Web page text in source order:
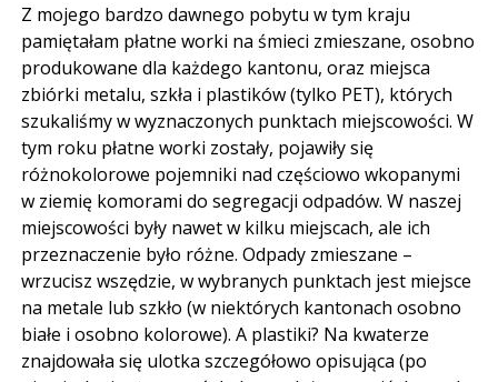
Z mojego bardzo dawnego pobytu w tym kraju
pamiętałam płatne worki na śmieci zmieszane, osobno
produkowane dla każdego kantonu, oraz miejsca
zbiórki metalu, szkła i plastików (tylko PET), których
szukaliśmy w wyznaczonych punktach miejscowości. W
tym roku płatne worki zostały, pojawiły się
różnokolorowe pojemniki nad częściowo wkopanymi
w ziemię komorami do segregacji odpadów. W naszej
miejscowości były nawet w kilku miejscach, ale ich
przeznaczenie było różne. Odpady zmieszane –
wrzucisz wszędzie, w wybranych punktach jest miejsce
na metale lub szkło (w niektórych kantonach osobno
białe i osobno kolorowe). A plastiki? Na kwaterze
znajdowała się ulotka szczegółowo opisująca (po